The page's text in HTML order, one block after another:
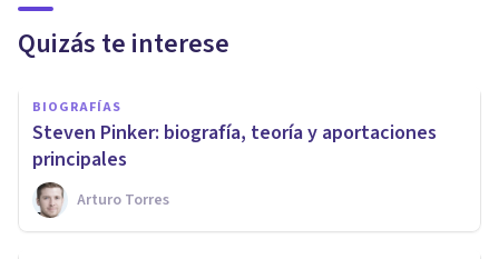
Quizás te interese
BIOGRAFÍAS
Steven Pinker: biografía, teoría y aportaciones
principales
Arturo Torres